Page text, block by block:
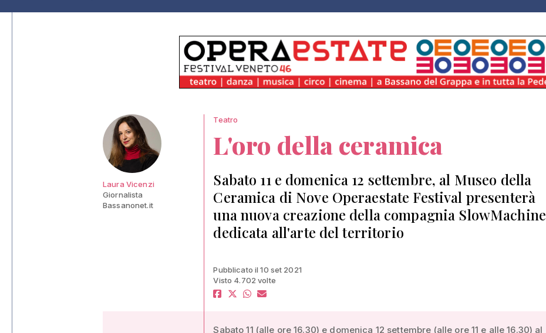
Laura Vicenzi
Giornalista
Bassanonet.it
Teatro
L'oro della ceramica
Sabato 11 e domenica 12 settembre, al Museo della
Ceramica di Nove Operaestate Festival presenterà
una nuova creazione della compagnia SlowMachine
dedicata all'arte del territorio
Pubblicato il 10 set 2021
Visto 4.702 volte
Sabato 11 (alle ore 16.30) e domenica 12 settembre (alle ore 11 e alle 16.30) al